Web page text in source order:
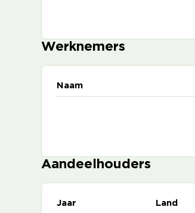
Werknemers
Naam
Aandeelhouders
Jaar Land